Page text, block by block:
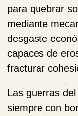
para quebrar
mediante
desgaste
capaces de
fracturar
Las guerras
siempre con